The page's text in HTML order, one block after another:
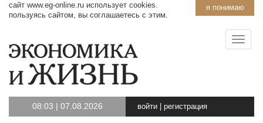
я понимаю
сайт www.eg-online.ru использует cookies.
пользуясь сайтом, вы соглашаетесь с этим.
08:03 | 07.08.2026 войти регистрация